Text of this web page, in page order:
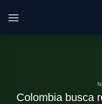
Colombia busca